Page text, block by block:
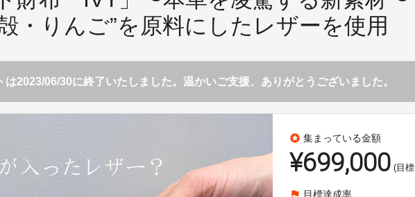
・りんご”を原料にしたレザーを使用
は2023/06/30に終了いたしました。温かいご支援、ありがとうございました。
stars 集まっている金額
¥699,000 (目標
flag 目標達成率